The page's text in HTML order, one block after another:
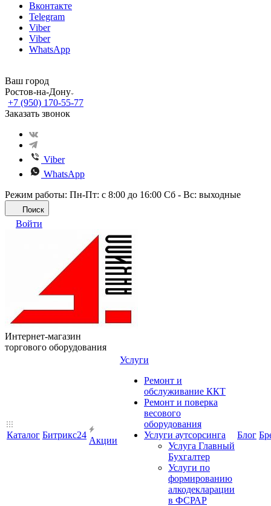
Вконтакте
Telegram
Viber
Viber
WhatsApp
Ваш город
Ростов-на-Дону
+7 (950) 170-55-77
Заказать звонок
Viber
WhatsApp
Режим работы: Пн-Пт: с 8:00 до 16:00 Сб - Вс: выходные
Поиск
Войти
Интернет-магазин
торгового оборудования
Каталог Битрикс24
Акции
Услуги
Ремонт и
обслуживание ККТ
Ремонт и поверка
весового
оборудования
Услуги аутсорсинга
Услуга Главный
Бухгалтер
Услуги по
формированию
алкодекларации
в ФСРАР
Блог